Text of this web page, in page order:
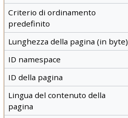
Criterio di ordinamento
predefinito
Lunghezza della pagina (in byte)
ID namespace
ID della pagina
Lingua del contenuto della
pagina